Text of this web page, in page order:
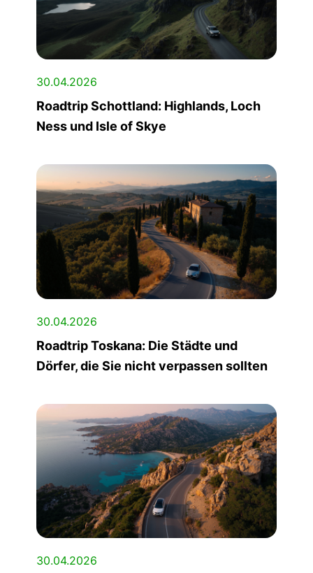
30.04.2026
Roadtrip Schottland: Highlands, Loch
Ness und Isle of Skye
30.04.2026
Roadtrip Toskana: Die Städte und
Dörfer, die Sie nicht verpassen sollten
30.04.2026